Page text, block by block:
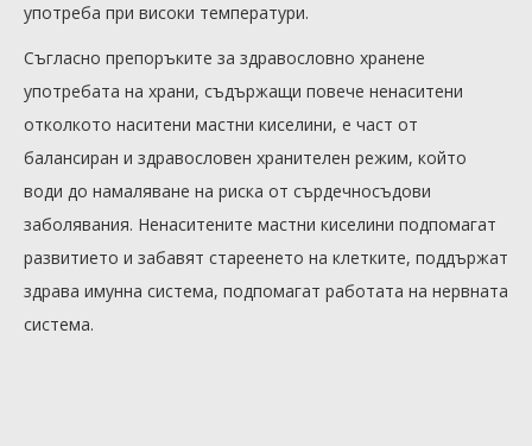
употреба при високи температури.
Съгласно препоръките за здравословно хранене
употребата на храни, съдържащи повече ненаситени
отколкото наситени мастни киселини, е част от
балансиран и здравословен хранителен режим, който
води до намаляване на риска от сърдечносъдови
заболявания. Ненаситените мастни киселини подпомагат
развитието и забавят стареенето на клетките, поддържат
здрава имунна система, подпомагат работата на нервната
система.